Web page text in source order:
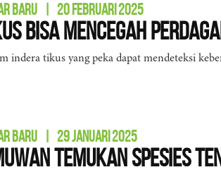
BARU 20 FEBRUARI 2025
Bisa Mencegah
indera tikus yang peka dapat mendeteksi
BARU 29 JANUARI 2025
Temukan Spesies